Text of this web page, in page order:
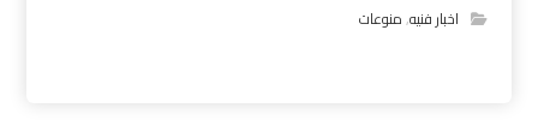
اخبار فنيه,منوعات